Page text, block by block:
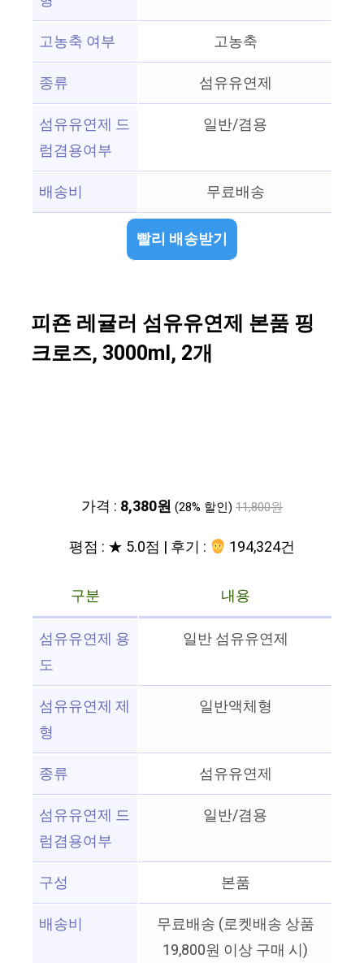
고농축 여부
고농축
종류
섬유유연제
섬유유연제 드
럼겸용여부
일반/겸용
배송비 무료배송
빨리 배송받기
피죤 레귤러 섬유유연제 본품 핑
크로즈, 3000ml, 2개
가격 : 8,380원 (28% 할인) 11,800원
평점 : ★ 5.0점 | 후기 : 194,324건
구분
내용
섬유유연제 용
도
일반 섬유유연제
섬유유연제 제
형
일반액체형
종류
섬유유연제
섬유유연제 드
럼겸용여부
일반/겸용
구성
본품
배송비
무료배송 (로켓배송 상품
19,800원 이상 구매 시)